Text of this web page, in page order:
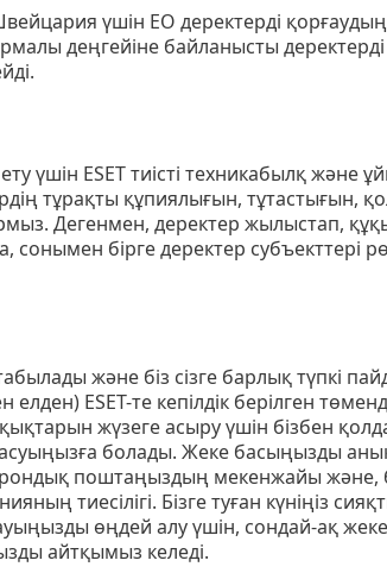
үшін ЕО деректерді
деңгейіне байланысты
ету үшін ESET тиісті техникабылқ
тұрақты құпиялығын, тұтастығын,
Дегенмен, деректер жылыстап,
сонымен бірге деректер субъекттері
және біз сізге барлық түпкі
ESET-те кепілдік берілген
жүзеге асыру үшін бізбен
болады. Жеке басыңызды
поштаңыздың мекенжайы және,
тиесілігі. Бізге туған күніңіз
өңдей алу үшін, сондай-ақ
айтқымыз келеді.